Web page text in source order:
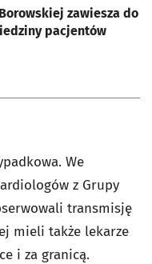
zawiesza do
pacjentów
We
z Grupy
transmisję
mieli także lekarze
i za granicą.